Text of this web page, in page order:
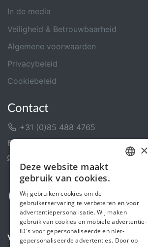
In de media
Veiligheid & Betrouwbaarheid
Algemene voorwaarden
Privacybeleid
Cookiebeleid
Contact
+31 (0)85 488 4765
Volg ons
ENGLISH
×
Deze website maakt
gebruik van cookies.
Wij gebruiken cookies om de
gebruikerservaring te verbeteren en voor
advertentiepersonalisatie. Wij maken
gebruik van cookies en mobiele advertentie-
ID's voor gepersonaliseerde en niet-
gepersonaliseerde advertenties. Door op